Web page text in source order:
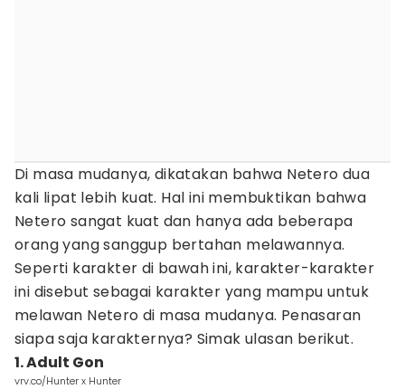
Di masa mudanya, dikatakan bahwa Netero dua
kali lipat lebih kuat. Hal ini membuktikan bahwa
Netero sangat kuat dan hanya ada beberapa
orang yang sanggup bertahan melawannya.
Seperti karakter di bawah ini, karakter-karakter
ini disebut sebagai karakter yang mampu untuk
melawan Netero di masa mudanya. Penasaran
siapa saja karakternya? Simak ulasan berikut.
1. Adult Gon
vrv.co/Hunter x Hunter